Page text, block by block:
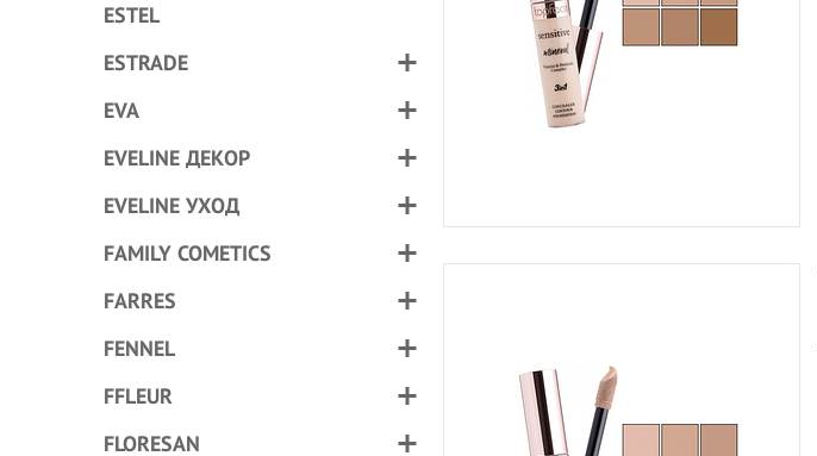
ESTEL
ESTRADE
EVA
EVELINE ДЕКОР
EVELINE УХОД
FAMILY COMETICS
FARRES
FENNEL
FFLEUR
FLORESAN